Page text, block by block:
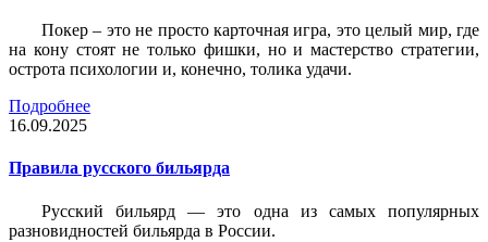
Покер – это не просто карточная игра, это целый мир, где
на кону стоят не только фишки, но и мастерство стратегии,
острота психологии и, конечно, толика удачи.
Подробнее
16.09.2025
Правила русского бильярда
Русский бильярд — это одна из самых популярных
разновидностей бильярда в России.